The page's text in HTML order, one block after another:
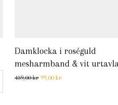
Damklocka i roséguld
mesharmband & vit
439,00kr Det ursprungliga priset var:
99,00 krDet nuvarande